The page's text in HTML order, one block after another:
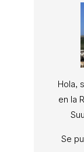
Hola,
en la
Se